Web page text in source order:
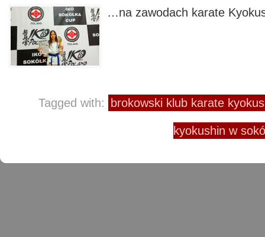
…na zawodach karate
Tagged with: brokowski klub karate
kyokushin w